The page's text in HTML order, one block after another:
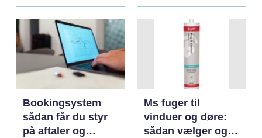
Bookingsystem
sådan får du styr
på aftaler og
Ms fuger til
vinduer og døre:
sådan vælger og